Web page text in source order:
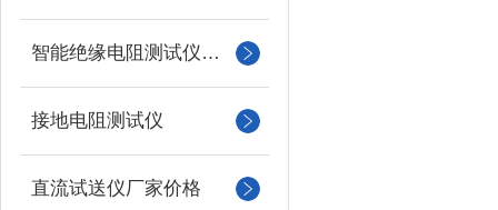
智能绝缘电阻测试仪（兆欧表）
接地电阻测试仪
直流试送仪厂家价格